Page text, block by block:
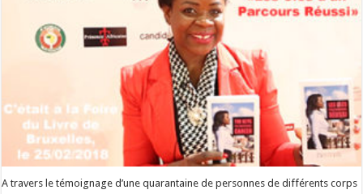
A travers le témoignage d’une quarantaine de personnes de différents corps